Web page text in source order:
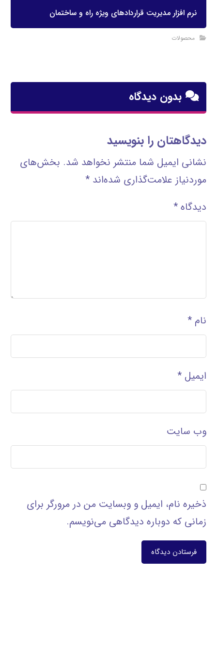
نرم افزار مدیریت قراردادهای ویژه راه و ساختمان
محصولات
بدون دیدگاه
دیدگاهتان را بنویسید
نشانی ایمیل شما منتشر نخواهد شد. بخش‌های
موردنیاز علامت‌گذاری شده‌اند*
دیدگاه*
نام*
ایمیل*
وب‌ سایت
ذخیره نام، ایمیل و وبسایت من در مرورگر برای
زمانی که دوباره دیدگاهی می‌نویسم.
فرستادن دیدگاه